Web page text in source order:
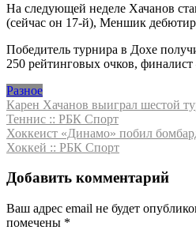
На следующей неделе Хачанов
(сейчас он 17-й), Меншик
Победитель турнира в Дохе
250 рейтинговых очков,
Разное
Навигация
по
записям
Карен Хачанов выиграл шестой
Теннис :: РБК Спорт
Хоккеист «Динамо» побил
Хоккей :: РБК Спорт
Добавить комментарий
Ваш адрес email не будет
помечены *